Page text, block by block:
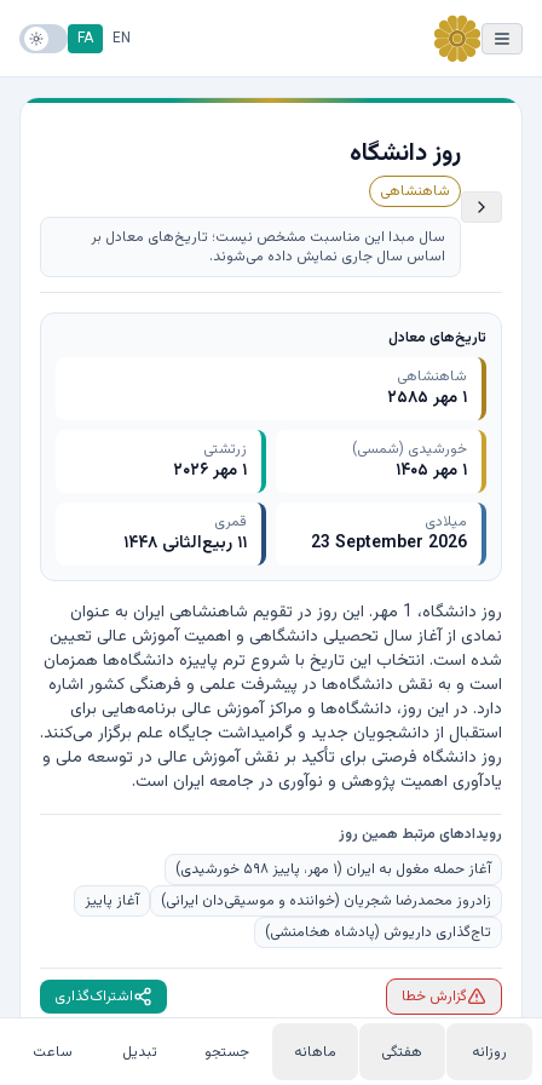
EN
FA
روز دانشگاه
شاهنشاهی
سال مبدا این مناسبت مشخص نیست؛ تاریخ‌های معادل بر
اساس سال جاری نمایش داده می‌شوند.
تاریخ‌های معادل
شاهنشاهی
۱ مهر ۲۵۸۵
خورشیدی (شمسی)
۱ مهر ۱۴۰۵
زرتشتی
۱ مهر ۲۰۲۶
میلادی
23 September 2026
قمری
۱۱ ربیع‌الثانی ۱۴۴۸
یادآوری اهمیت پژوهش و نوآوری در جامعه ایران است.
رویدادهای مرتبط همین روز
آغاز حمله مغول به ایران (۱ مهر، پاییز ۵۹۸ خورشیدی)
زادروز محمدرضا شجریان (خواننده و موسیقی‌دان ایرانی)
آغاز پاییز
تاج‌گذاری داریوش (پادشاه هخامنشی)
گزارش خطا اشتراک‌گذاری
روزانه هفتگی ماهانه جستجو تبدیل ساعت